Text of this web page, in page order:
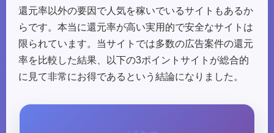
還元率以外の要因で人気を稼いでいるサイトもあるか
らです。本当に還元率が高い実用的で安全なサイトは
限られています。当サイトでは多数の広告案件の還元
率を比較した結果、以下の3ポイントサイトが総合的
に見て非常にお得であるという結論になりました。